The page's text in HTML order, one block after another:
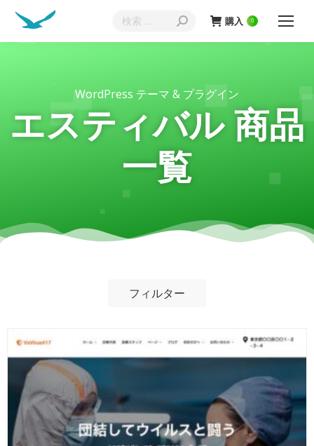
購入 0
WordPress テーマ & プラグイン
エスティバル 商品
一覧
フィルター